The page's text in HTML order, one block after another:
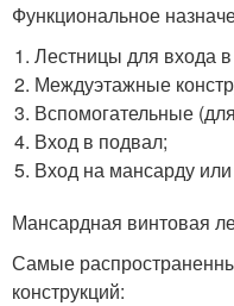
Функциональное
Лестницы для входа
Междуэтажные
Вспомогательные
Вход в подвал;
Вход на мансарду или
Мансардная винтовая
Самые
конструкций: